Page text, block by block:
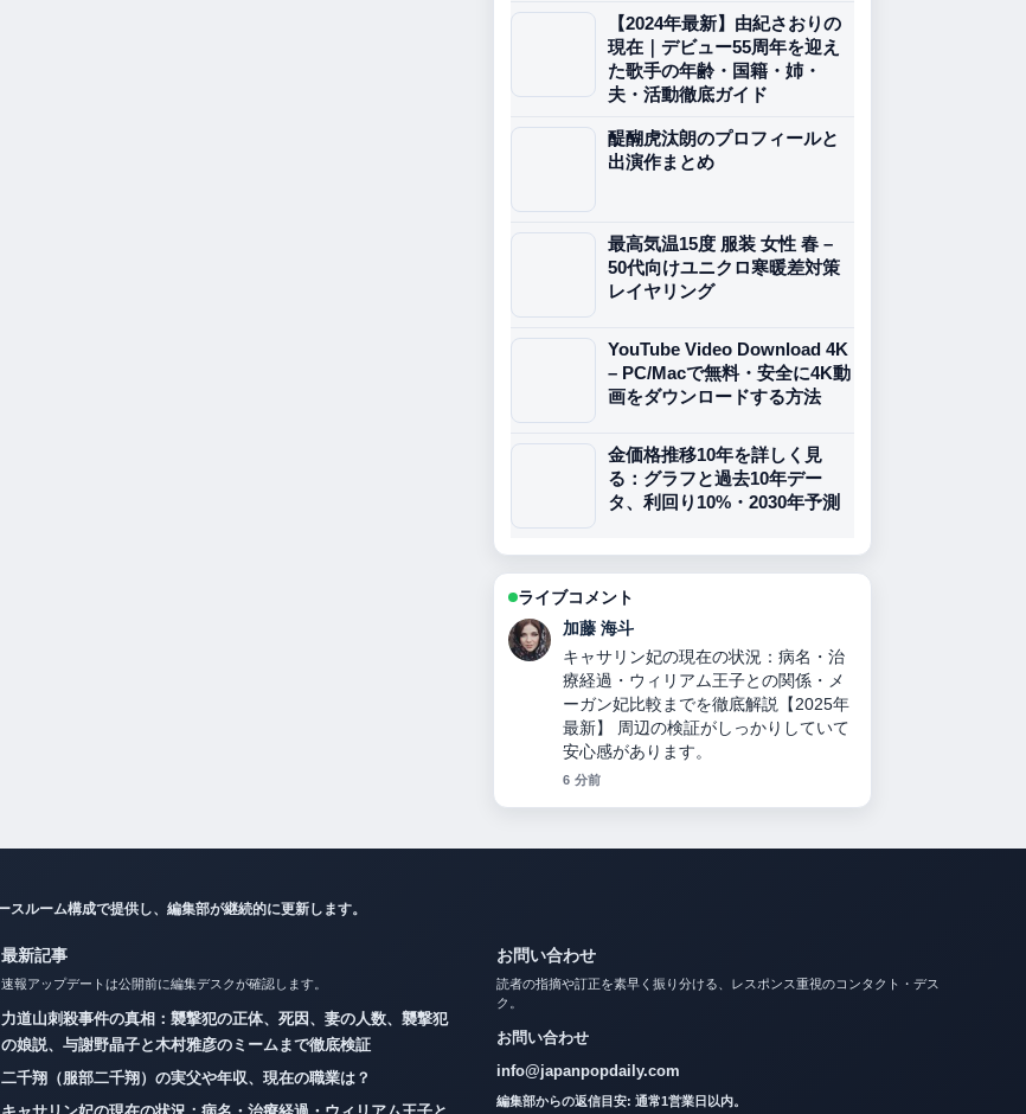
【2024年最新】由紀さおりの
現在｜デビュー55周年を迎え
た歌手の年齢・国籍・姉・
夫・活動徹底ガイド
醍醐虎汰朗のプロフィールと
出演作まとめ
最高気温15度 服装 女性 春 –
50代向けユニクロ寒暖差対策
レイヤリング
YouTube Video Download 4K
– PC/Macで無料・安全に4K動
画をダウンロードする方法
金価格推移10年を詳しく見
る：グラフと過去10年デー
タ、利回り10%・2030年予測
ライブコメント
高橋 蓮
力道山刺殺事件の真相：襲撃犯の正
体、死因、妻の人数、襲撃犯の娘説、
与謝野晶子と木村雅彦のミームまで徹
底検証 の整理がとても分かりやすいで
す。今日の中でも特に読みやすいで
す。
最新記事
速報アップデートは公開前に編集デスクが確認します。
力道山刺殺事件の真相：襲撃犯の正体、死因、妻の人数、襲撃犯
の娘説、与謝野晶子と木村雅彦のミームまで徹底検証
二千翔（服部二千翔）の実父や年収、現在の職業は？
お問い合わせ
読者の指摘や訂正を素早く振り分ける、レスポンス重視のコンタクト・デス
お問い合わせ
info@japanpopdaily.com